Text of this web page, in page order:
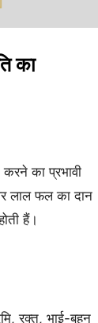
का
का प्रभावी
लाल फल का दान
हैं।
रक्त, भाई-बहन